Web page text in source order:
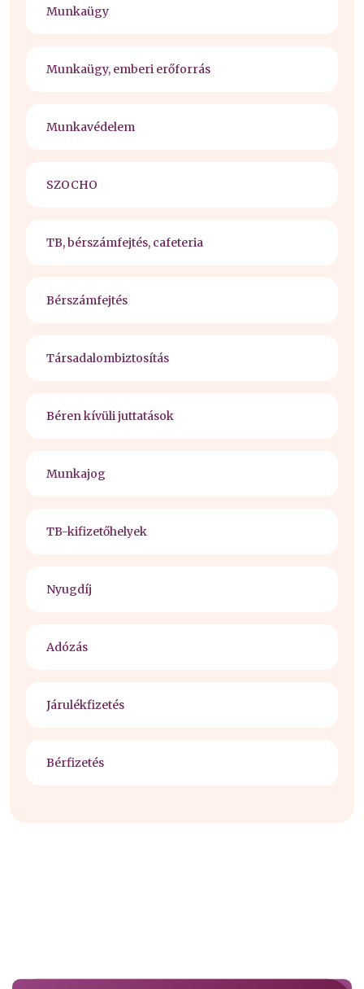
Munkaügy
Munkaügy, emberi erőforrás
Munkavédelem
SZOCHO
TB, bérszámfejtés, cafeteria
Bérszámfejtés
Társadalombiztosítás
Béren kívüli juttatások
Munkajog
TB-kifizetőhelyek
Nyugdíj
Adózás
Járulékfizetés
Bérfizetés